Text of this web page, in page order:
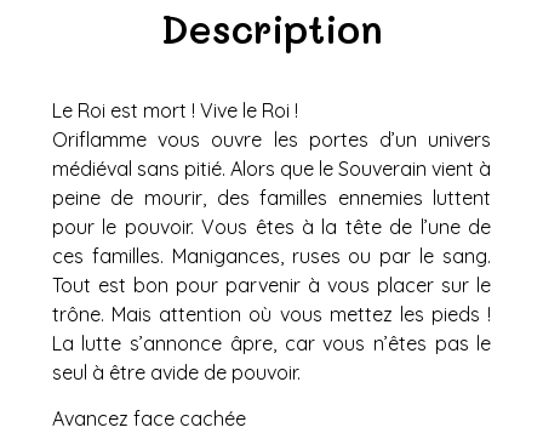
Description
Le Roi est mort ! Vive le Roi !
Oriflamme vous ouvre les portes d’un univers
médiéval sans pitié. Alors que le Souverain vient à
peine de mourir, des familles ennemies luttent
pour le pouvoir. Vous êtes à la tête de l’une de
ces familles. Manigances, ruses ou par le sang.
Tout est bon pour parvenir à vous placer sur le
trône. Mais attention où vous mettez les pieds !
La lutte s’annonce âpre, car vous n’êtes pas le
seul à être avide de pouvoir.
Avancez face cachée